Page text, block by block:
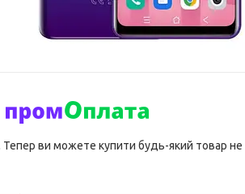
Тепер ви можете купити будь-який товар